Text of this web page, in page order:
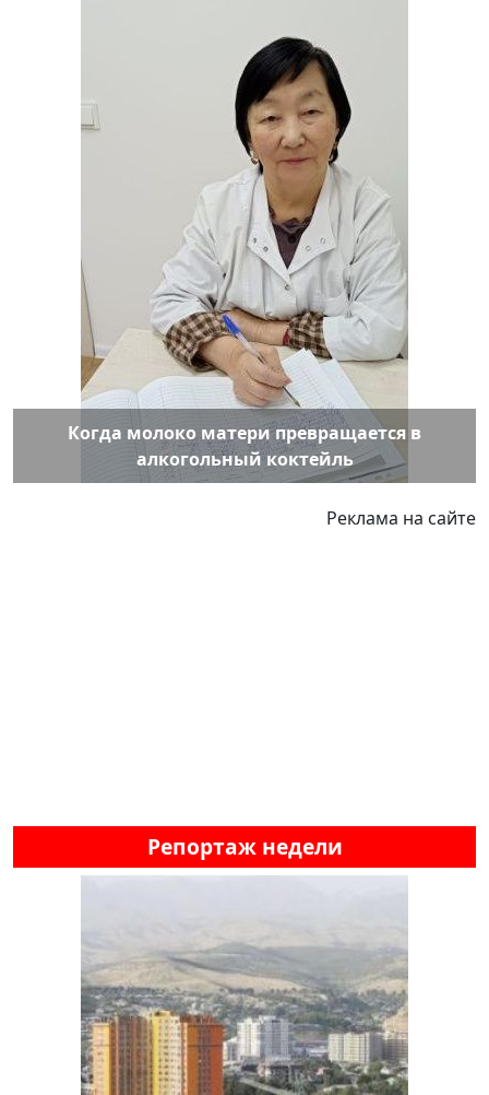
Когда молоко матери превращается в
алкогольный коктейль
Реклама на сайте
Репортаж недели